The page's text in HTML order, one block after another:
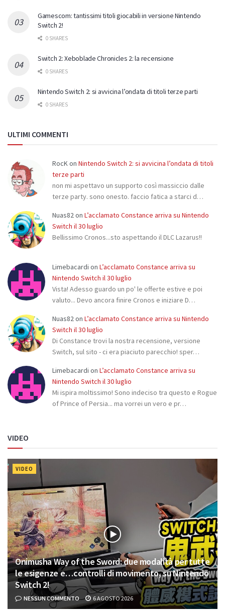
Gamescom: tantissimi titoli giocabili in versione Nintendo
Switch 2!
0 SHARES
Switch 2: Xeboblade Chronicles 2: la recensione
0 SHARES
Nintendo Switch 2: si avvicina l’ondata di titoli terze parti
0 SHARES
ULTIMI COMMENTI
RocKon Nintendo Switch 2: si avvicina l’ondata di titoli
terze parti
non mi aspettavo un supporto così massiccio dalle
terze party. sono onesto. faccio fatica a starci d…
Nuas82on L’acclamato Constance arriva su Nintendo
Switch il 30 luglio
Bellissimo Cronos...sto aspettando il DLC Lazarus!!
Limebacardi on L’acclamato Constance arriva su
Nintendo Switch il 30 luglio
Vista! Adesso guardo un po' le offerte estive e poi
valuto... Devo ancora finire Cronos e iniziare D…
Nuas82on L’acclamato Constance arriva su Nintendo
Switch il 30 luglio
Di Constance trovi la nostra recensione, versione
Switch, sul sito - ci era piaciuto parecchio! sper…
Limebacardi on L’acclamato Constance arriva su
Nintendo Switch il 30 luglio
Mi ispira moltissimo! Sono indeciso tra questo e Rogue
of Prince of Persia... ma vorrei un vero e pr…
VIDEO
VIDEO
Onimusha Way of the Sword: due modalità per tutte
le esigenze e…controlli di movimento, su Nintendo
Switch 2!
NESSUN COMMENTO 6 AGOSTO 2026